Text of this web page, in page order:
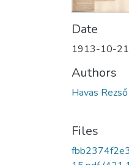
Date
1913-10-21
Authors
Havas Rezső
Files